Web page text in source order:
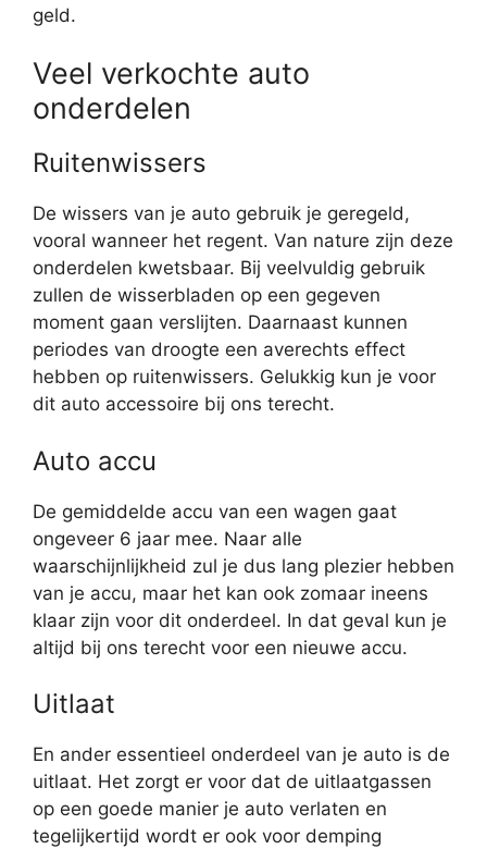
geld.
Veel verkochte auto
onderdelen
Ruitenwissers
De wissers van je auto gebruik je geregeld,
vooral wanneer het regent. Van nature zijn deze
onderdelen kwetsbaar. Bij veelvuldig gebruik
zullen de wisserbladen op een gegeven
moment gaan verslijten. Daarnaast kunnen
periodes van droogte een averechts effect
hebben op ruitenwissers. Gelukkig kun je voor
dit auto accessoire bij ons terecht.
Auto accu
De gemiddelde accu van een wagen gaat
ongeveer 6 jaar mee. Naar alle
waarschijnlijkheid zul je dus lang plezier hebben
van je accu, maar het kan ook zomaar ineens
klaar zijn voor dit onderdeel. In dat geval kun je
altijd bij ons terecht voor een nieuwe accu.
Uitlaat
En ander essentieel onderdeel van je auto is de
uitlaat. Het zorgt er voor dat de uitlaatgassen
op een goede manier je auto verlaten en
tegelijkertijd wordt er ook voor demping